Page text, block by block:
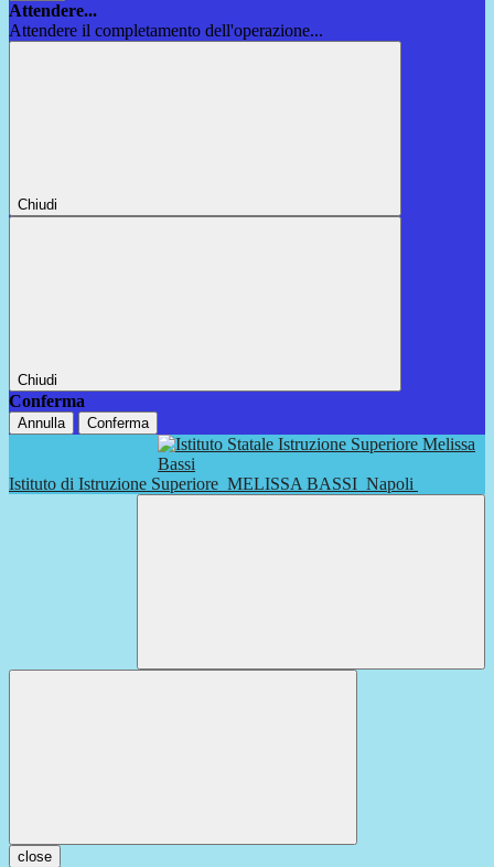
Attendere...
Attendere il completamento dell'operazione...
Chiudi
Chiudi
Conferma
Annulla Conferma
Istituto di Istruzione Superiore MELISSA BASSI Napoli
close